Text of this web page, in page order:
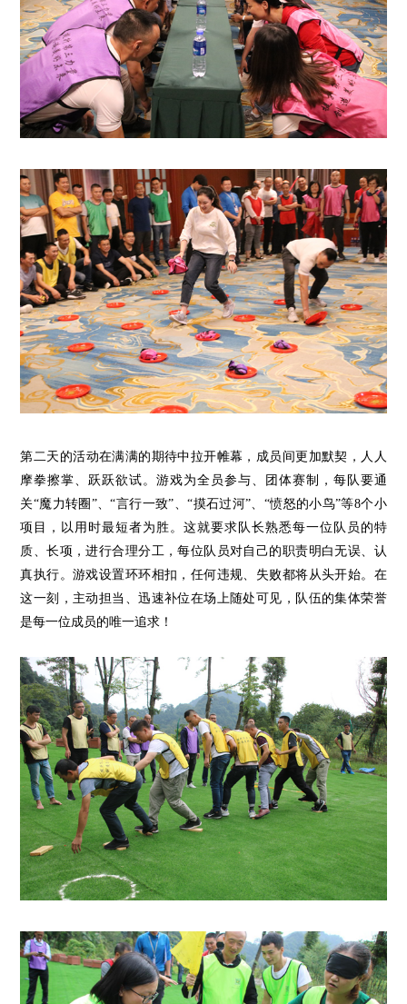
第二 天的活动在满满的期待中拉开帷幕， 成员间更加默契，人人
摩拳擦掌、跃跃欲试。游戏为全员参与、团体赛制，每队要通
关“魔力转圈”、“言行一致”、“摸石过河”、“愤怒的小鸟”等8个小
项目，以用时最短者为胜。这就要求队长熟悉每一位队员的特
质、长项，进行合理分工，每位队员对自己的职责明白无误、认
真执行。游戏设置环环相扣，任何违规、失败都将从头开始。在
这一刻，主动担当、迅速补位在场上随处可见，队伍的集体荣誉
是每一位成员的唯一追求！